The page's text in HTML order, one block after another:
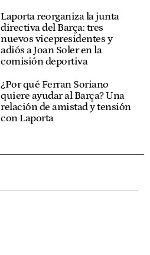
Laporta reorganiza la junta
directiva del Barça: tres
nuevos vicepresidentes y
adiós a Joan Soler en la
comisión deportiva
¿Por qué Ferran Soriano
quiere ayudar al Barça? Una
relación de amistad y tensión
con Laporta